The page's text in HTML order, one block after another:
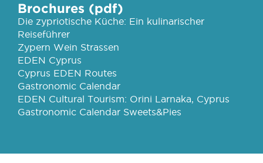
Brochures (pdf)
Die zypriotische Küche: Ein kulinarischer
Reiseführer
Zypern Wein Strassen
EDEN Cyprus
Cyprus EDEN Routes
Gastronomic Calendar
EDEN Cultural Tourism: Orini Larnaka, Cyprus
Gastronomic Calendar Sweets&Pies